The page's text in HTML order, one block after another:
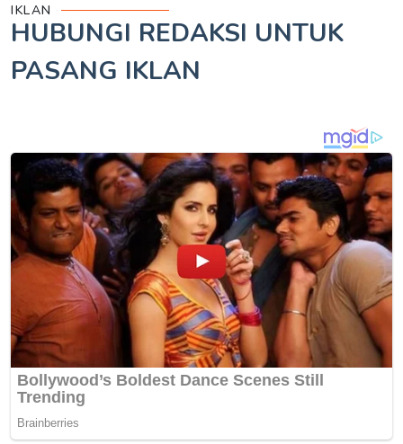
IKLAN
HUBUNGI REDAKSI UNTUK
PASANG IKLAN